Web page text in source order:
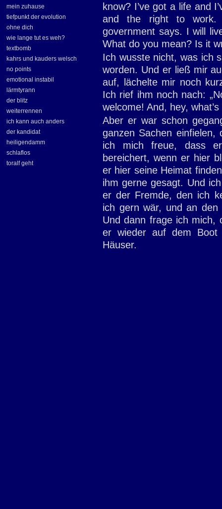
mein zuhause
tiefpunkt der evolution
ohne dich
wie lange tut es weh?
textbomb
kahrs und kauders welsch
no points
emotional instabil
lärmtyrann
der blitz
weiterrennen
ich kann auch anders
der kandidat
heiligendamm
schlaflos
toralf geht
know? I’ve got a life and
and the right to work.
government says. I will
What do you mean? Is it
Ich wusste nicht, was ich
worden. Und er ließ mir
auf, lächelte mir noch
Ich rief ihm noch nach:
welcome! And, hey,
Aber er war schon
ganzen Sachen
ich mich freue, dass
bereichert, wenn er hier
er hier seine Heimat
ihm gerne gesagt. Und
er der Fremde, den ich
ich gern wär, und an
Und dann frage ich mich,
er wieder auf dem
Häuser.